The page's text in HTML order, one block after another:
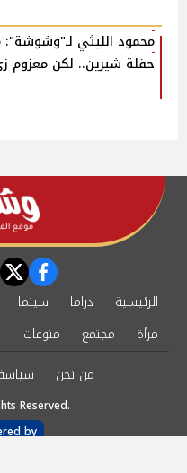
محمود الليثي
حفلة شيرين.. لكن معزوم
الرئيسية دراما سينما
مرأة
مجتمع
منوعات
من نحن
Reserved.
by